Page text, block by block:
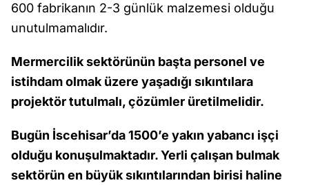
600 fabrikanın 2-3 günlük malzemesi olduğu
unutulmamalıdır.
Mermercilik sektörünün başta personel ve
istihdam olmak üzere yaşadığı sıkıntılara
projektör tutulmalı, çözümler üretilmelidir.
Bugün İscehisar’da 1500’e yakın yabancı işçi
olduğu konuşulmaktadır. Yerli çalışan bulmak
sektörün en büyük sıkıntılarından birisi haline